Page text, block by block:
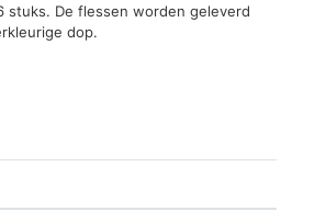
stuks. De flessen worden geleverd
dop.